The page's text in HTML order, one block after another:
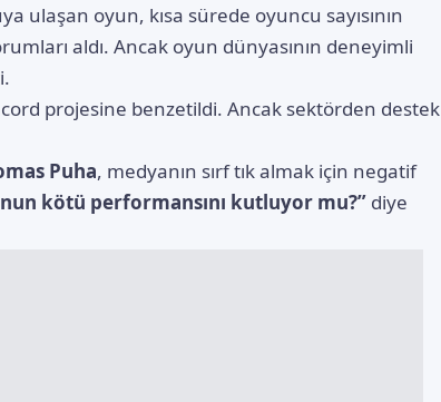
ulaşan oyun, kısa sürede oyuncu sayısının
aldı. Ancak oyun dünyasının deneyimli
projesine benzetildi. Ancak sektörden destek
Puha, medyanın sırf tık almak için negatif
kötü performansını kutluyor mu?” diye